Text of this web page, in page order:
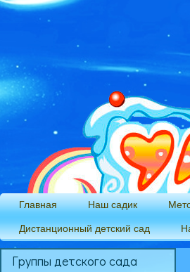
Главная Наш садик
Дистанционный детский сад
Группы детского сада